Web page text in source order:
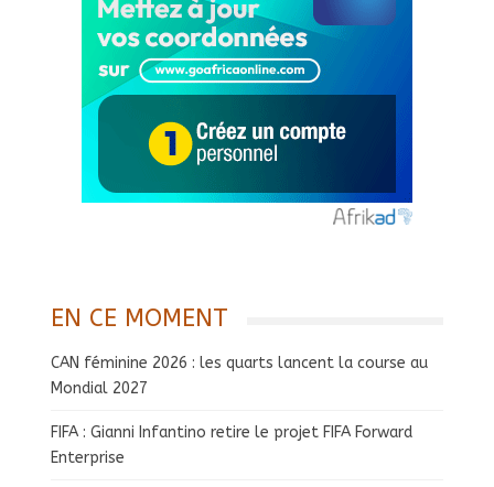
EN CE MOMENT
CAN féminine 2026 : les quarts lancent la course au
Mondial 2027
FIFA : Gianni Infantino retire le projet FIFA Forward
Enterprise